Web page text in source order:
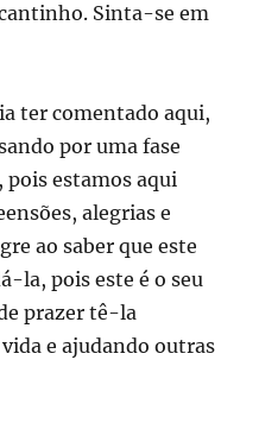
Sinta-se em
ter comentado aqui,
por uma fase
pois estamos aqui
alegrias e
ao saber que este
la, pois este é o seu
prazer tê-la
e ajudando outras